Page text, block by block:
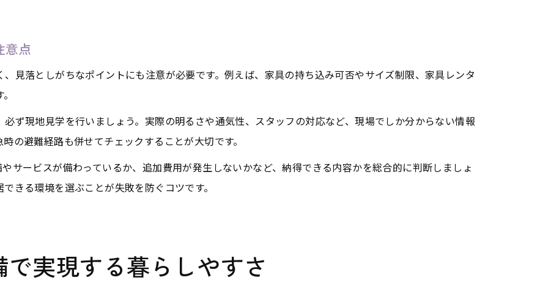
意点
見落としがちなポイントにも注意が必要です。例えば、家具の持ち込み可否やサイズ制限、家具レンタ
ず現地見学を行いましょう。実際の明るさや通気性、スタッフの対応など、現場でしか分からない情報
の避難経路も併せてチェックすることが大切です。
サービスが備わっているか、追加費用が発生しないかなど、納得できる内容かを総合的に判断しましょ
きる環境を選ぶことが失敗を防ぐコツです。
実現する暮らしやすさ